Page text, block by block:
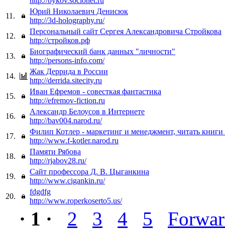
11.
Юрий Николаевич Денисюк
http://3d-holography.ru/
12.
Персональный сайт Сергея Александровича Стройкова
http://стройков.рф
13.
Биографический банк данных "личности"
http://persons-info.com/
14.
Жак Деррида в России
http://derrida.sitecity.ru
15.
Иван Ефремов - совесткая фантастика
http://efremov-fiction.ru
16.
Александр Белоусов в Интернете
http://bav004.narod.ru/
17.
Филип Котлер - маркетинг и менеджмент, читать книги
http://www.f-kotler.narod.ru
18.
Памяти Рябова
http://rjabov28.ru/
19.
Сайт профессора Д. В. Цыганкина
http://www.cigankin.ru/
20.
fdgdfg
http://www.roperkoserto5.us/
· 1 · 2 3 4 5